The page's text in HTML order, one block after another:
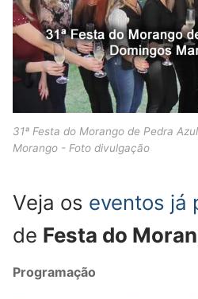
31ª Festa do Morango de Pedra
Morango - Foto divulgação
Veja os eventos já
de Festa do
Programação